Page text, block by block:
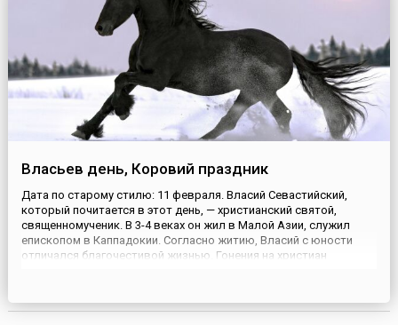
Власьев день, Коровий праздник
Дата по старому стилю: 11 февраля. Власий Севастийский,
который почитается в этот день, — христианский святой,
священномученик. В 3-4 веках он жил в Малой Азии, служил
епископом в Каппадокии. Согласно житию, Власий с юности
отличался благочестивой жизнью. Гонения на христиан
а, напроти...